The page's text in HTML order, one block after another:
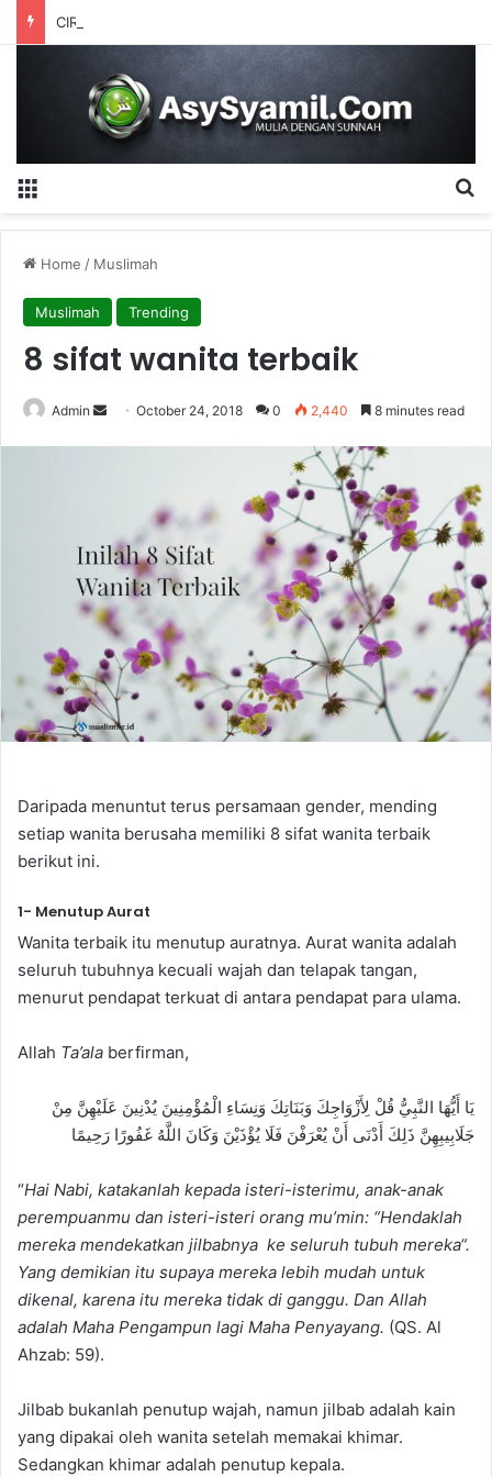
CIRI-CIRI AQIDAH AHLUS SUNNAH WAL JAMA’AH
Home / Muslimah
Muslimah Trending
8 sifat wanita terbaik
Admin
n
e
m
a
i
l
October 24, 2018 0 2,440 8 minutes read
Daripada menuntut terus persamaan gender, mending
setiap wanita berusaha memiliki 8 sifat wanita terbaik
berikut ini.
1- Menutup Aurat
Wanita terbaik itu menutup auratnya. Aurat wanita adalah
seluruh tubuhnya kecuali wajah dan telapak tangan,
menurut pendapat terkuat di antara pendapat para ulama.
Allah Ta’ala berfirman,
يَا أَيُّهَا النَّبِيُّ قُلْ لِأَزْوَاجِكَ وَبَنَاتِكَ وَنِسَاءِ الْمُؤْمِنِينَ يُدْنِينَ عَلَيْهِنَّ مِنْ
جَلَابِيبِهِنَّ ذَلِكَ أَدْنَى أَنْ يُعْرَفْنَ فَلَا يُؤْذَيْنَ وَكَانَ اللَّهُ غَفُورًا رَحِيمًا
“Hai Nabi, katakanlah kepada isteri-isterimu, anak-anak
perempuanmu dan isteri-isteri orang mu’min: “Hendaklah
mereka mendekatkan jilbabnya ke seluruh tubuh mereka“.
Yang demikian itu supaya mereka lebih mudah untuk
dikenal, karena itu mereka tidak di ganggu. Dan Allah
adalah Maha Pengampun lagi Maha Penyayang. (QS. Al
Ahzab: 59).
Jilbab bukanlah penutup wajah, namun jilbab adalah kain
yang dipakai oleh wanita setelah memakai khimar.
Sedangkan khimar adalah penutup kepala.